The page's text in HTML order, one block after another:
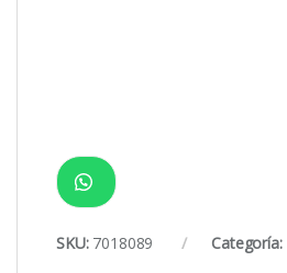
SKU: 7018089 Categoría: